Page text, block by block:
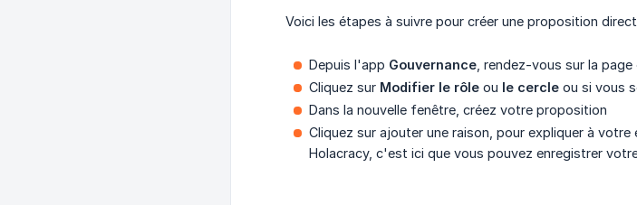
Voici les étapes à suivre pour créer une proposition
Depuis l'app Gouvernance , rendez-vous sur la
Cliquez sur Modifier le rôle ou le cercle ou si vous
Dans la nouvelle fenêtre, créez votre proposition
Cliquez sur ajouter une raison, pour expliquer à
Holacracy, c'est ici que vous pouvez enregistrer